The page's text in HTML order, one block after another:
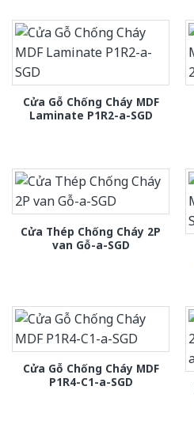
Cửa Gỗ Chống Cháy MDF
Laminate P1R2-a-SGD
Cửa Thép Chống Cháy 2P
van Gỗ-a-SGD
Cửa Gỗ Chống Cháy MDF
P1R4-C1-a-SGD